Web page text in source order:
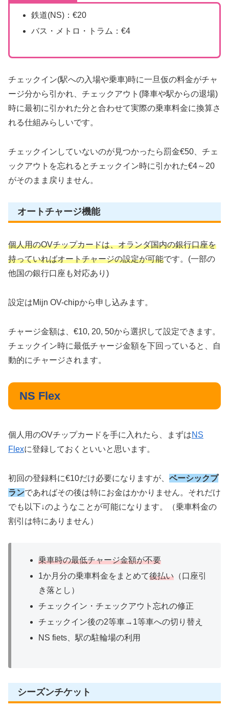
鉄道(NS)：€20
バス・メトロ・トラム：€4
チェックイン(駅への入場や乗車)時に一旦仮の料金がチャ
ージ分から引かれ、チェックアウト(降車や駅からの退場)
時に最初に引かれた分と合わせて実際の乗車料金に換算さ
れる仕組みらしいです。
チェックインしていないのが見つかったら罰金€50、チェ
ックアウトを忘れるとチェックイン時に引かれた€4～20
がそのまま戻りません。
オートチャージ機能
個人用のOVチップカードは、オランダ国内の銀行口座を
持っていればオートチャージの設定が可能です。(一部の
他国の銀行口座も対応あり)
設定はMijn OV-chipから申し込みます。
チャージ金額は、€10, 20, 50から選択して設定できます。
チェックイン時に最低チャージ金額を下回っていると、自
動的にチャージされます。
NS Flex
個人用のOVチップカードを手に入れたら、まずはNS
Flexに登録しておくといいと思います。
初回の登録料に€10だけ必要になりますが、 ベーシックプ
ランであればその後は特にお金はかかりません。それだけ
でも以下↓のようなことが可能になります。（乗車料金の
割引は特にありません）
乗車時の最低チャージ金額が不要
1か月分の乗車料金をまとめて後払い （口座引
き落とし）
チェックイン・チェックアウト忘れの修正
チェックイン後の2等車→1等車への切り替え
NS fiets、駅の駐輪場の利用
シーズンチケット